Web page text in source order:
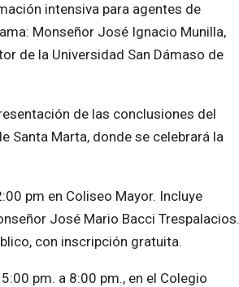
intensiva para agentes de
Monseñor José Ignacio Munilla,
de la Universidad San Dámaso de
de las conclusiones del
Santa Marta, donde se celebrará la
pm en Coliseo Mayor. Incluye
José Mario Bacci Trespalacios.
con inscripción gratuita.
pm. a 8:00 pm., en el Colegio